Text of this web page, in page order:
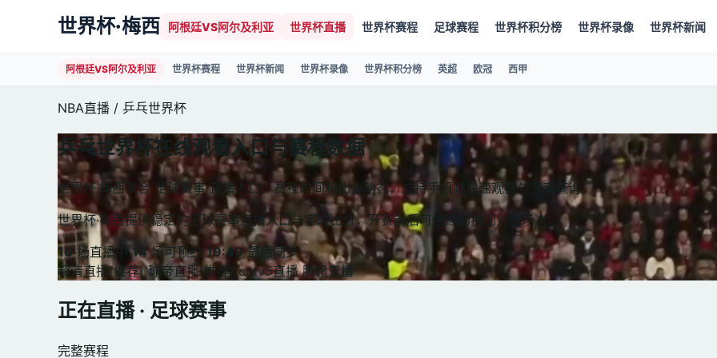
世界杯·梅西 阿根廷VS阿尔及利亚 世界杯直播 世界杯赛程 足球赛程 世界杯积分榜 世界杯录像 世界杯新闻
阿根廷VS阿尔及利亚 世界杯赛程 世界杯新闻 世界杯录像 世界杯积分榜 英超 欧冠 西甲
NBA直播 / 乒乓世界杯
乒乓世界杯在线观看入口与赛程数据
世界杯·梅西聚合 足球赛事 直播入口、赛程时间和比分动态，支持手机端快速观赛与赛事查询。
世界杯·梅西提供稳定的足球赛事直播入口与实时比分，开赛前后可快速切换到对应场次。
10场直播中 14场可预约 19:49最后同步
超清直播(推荐) 球帝直播(推荐) cctv5直播 腾讯直播
正在直播 · 足球赛事
完整赛程